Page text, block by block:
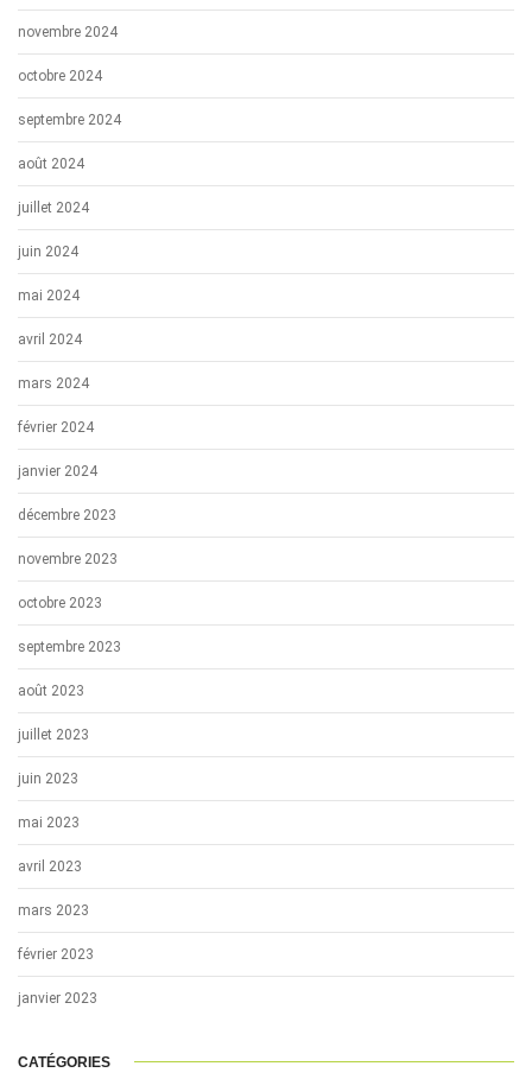
novembre 2024
octobre 2024
septembre 2024
août 2024
juillet 2024
juin 2024
mai 2024
avril 2024
mars 2024
février 2024
janvier 2024
décembre 2023
novembre 2023
octobre 2023
septembre 2023
août 2023
juillet 2023
juin 2023
mai 2023
avril 2023
mars 2023
février 2023
janvier 2023
CATÉGORIES